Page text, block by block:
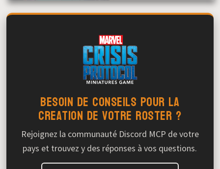
Besoin de conseils pour la
creation de votre roster ?
Rejoignez la communauté Discord MCP de votre
pays et trouvez y des réponses à vos questions.